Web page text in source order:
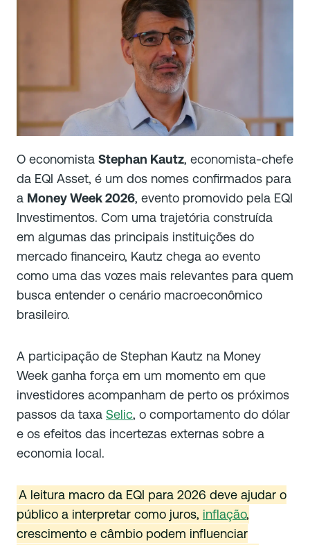
O economista Stephan Kautz, economista-chefe
da EQI Asset, é um dos nomes confirmados para
a Money Week 2026, evento promovido pela EQI
Investimentos. Com uma trajetória construída
em algumas das principais instituições do
mercado financeiro, Kautz chega ao evento
como uma das vozes mais relevantes para quem
busca entender o cenário macroeconômico
brasileiro.
A participação de Stephan Kautz na Money
Week ganha força em um momento em que
investidores acompanham de perto os próximos
passos da taxa Selic, o comportamento do dólar
e os efeitos das incertezas externas sobre a
economia local.
A leitura macro da EQI para 2026 deve ajudar o
público a interpretar como juros, inflação,
crescimento e câmbio podem influenciar